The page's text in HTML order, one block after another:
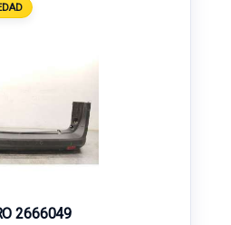
2666049